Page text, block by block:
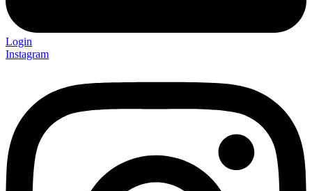
Login
Instagram